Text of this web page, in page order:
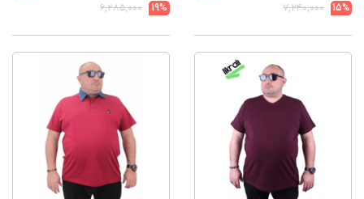
15%
۷,۲۴۰,۰۰۰
19%
۶,۲۸۵,۰۰۰